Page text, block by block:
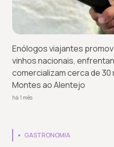
Enólogos viajantes
vinhos nacionais,
comercializam cerca de
Montes ao Alentejo
há 1 mês
GASTRONOMIA